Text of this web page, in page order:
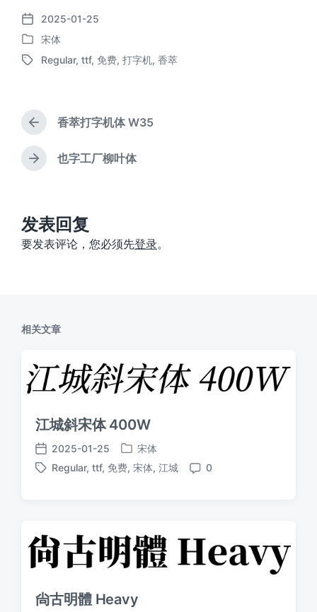
发
布
日
2025-01-25
发
布
宋体
标
Regular, ttf, 免费, 打字机, 香萃
上
篇
文
章
香萃打字机体 W35
下
：
也字工厂柳叶体
发表回复
要发表评论，您必须先登录。
相关文章
江城斜宋体 400W
发
布
2025-01-25
发
布
宋体
标
Regular, ttf, 免费, 宋体, 江城
评
0
尙古明體 Heavy